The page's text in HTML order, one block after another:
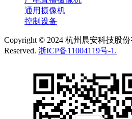
通用摄像机
控制设备
Copyright © 2024 杭州晨安科技股
Reserved. 浙ICP备11004119号-1.